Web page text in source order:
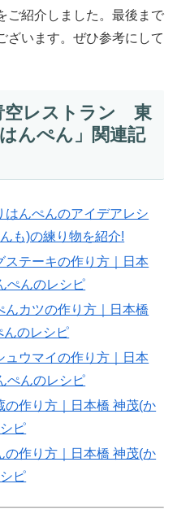
ご紹介しました。最後まで
ざいます。ぜひ参考にして
空レストラン 東
んぺん」関連記
はんぺんのアイデアレシ
も)の練り物を紹介!
ステーキの作り方｜日本
ぺんのレシピ
んカツの作り方｜日本橋
んのレシピ
ュウマイの作り方｜日本
ぺんのレシピ
の作り方｜日本橋 神茂(か
ピ
の作り方｜日本橋 神茂(か
ピ